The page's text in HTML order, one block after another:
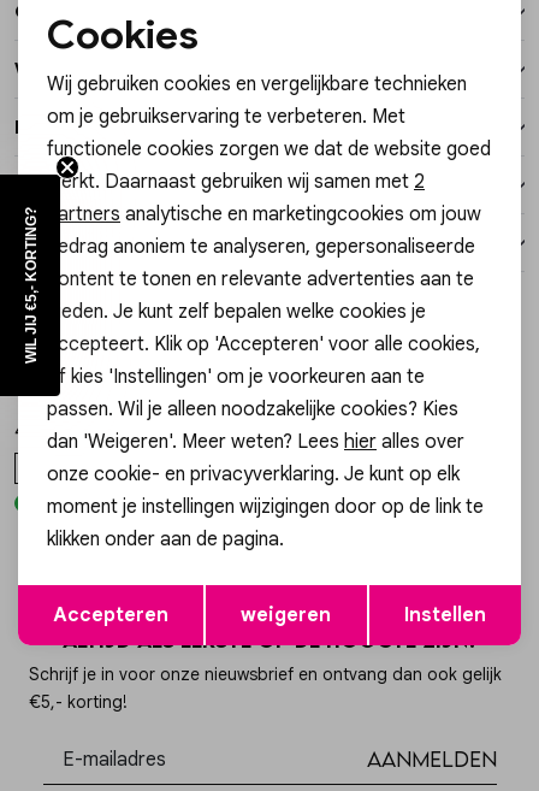
Vesten
Jassen
Lingerie
Over dit item
Winkelvoorraad
Kenmerken
Verzending / Ophalen in de winkel
Retourneren
Style dit met Sale
Gossip
TAS POLLY CLASSIC TAS POLLY CLASSIC
40,00 79,99
ONE SIZE
Altijd als eerste op de hoogte zijn?
Schrijf je in voor onze nieuwsbrief en ontvang dan ook gelijk
€5,- korting!
Aanmelden
Noodzakelijke cookies
Personalisatie cookies
Analytische cookies
Marketing cookies
Opslaan
Cookies
Wij gebruiken cookies en vergelijkbare technieken
om je gebruikservaring te verbeteren. Met
functionele cookies zorgen we dat de website goed
werkt. Daarnaast gebruiken wij samen met 2
partners analytische en marketingcookies om jouw
gedrag anoniem te analyseren, gepersonaliseerde
content te tonen en relevante advertenties aan te
bieden. Je kunt zelf bepalen welke cookies je
accepteert. Klik op 'Accepteren' voor alle cookies,
of kies 'Instellingen' om je voorkeuren aan te
passen. Wil je alleen noodzakelijke cookies? Kies
dan 'Weigeren'. Meer weten? Lees hier alles over
onze cookie- en privacyverklaring. Je kunt op elk
moment je instellingen wijzigingen door op de link te
klikken onder aan de pagina.
Accepteren weigeren Instellen
WIL JIJ €5,- KORTING?